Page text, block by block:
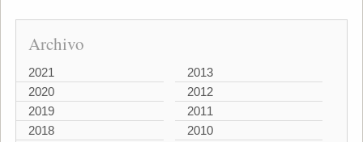
Archivo
2021
2020
2019
2018
2013
2012
2011
2010